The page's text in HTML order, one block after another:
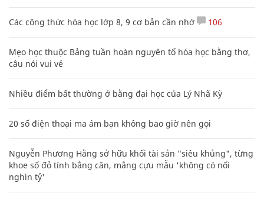
Các công thức hóa học lớp 8, 9 cơ bản cần nhớ 106
Mẹo học thuộc Bảng tuần hoàn nguyên tố hóa học bằng thơ,
câu nói vui vẻ
Nhiều điểm bất thường ở bằng đại học của Lý Nhã Kỳ
20 số điện thoại ma ám bạn không bao giờ nên gọi
Nguyễn Phương Hằng sở hữu khối tài sản "siêu khủng", từng
khoe sổ đỏ tính bằng cân, mắng cựu mẫu 'không có nổi
nghìn tỷ'